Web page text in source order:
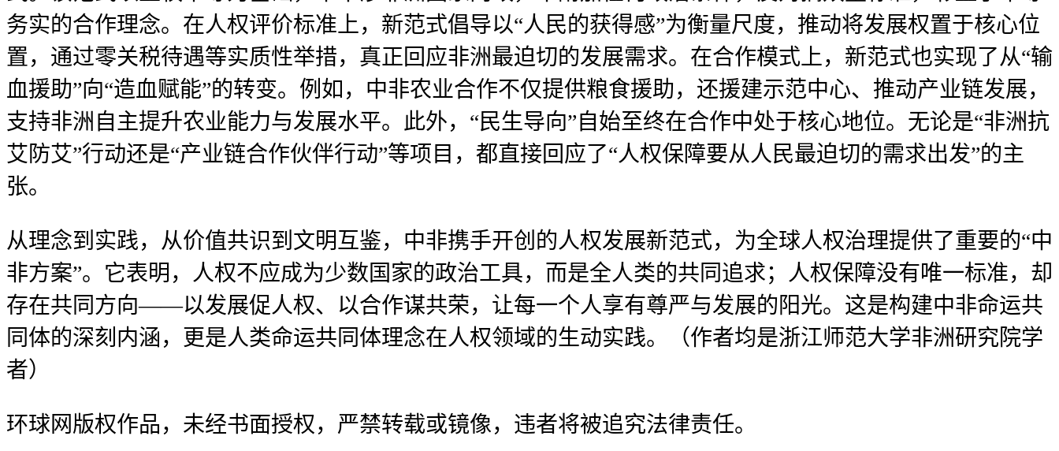
务实的合作理念。在人权评价标准上，新范式倡导以“人民的获得感”为衡量尺度，推动将发展权置于核心位
置，通过零关税待遇等实质性举措，真正回应非洲最迫切的发展需求。在合作模式上，新范式也实现了从“输
血援助”向“造血赋能”的转变。例如，中非农业合作不仅提供粮食援助，还援建示范中心、推动产业链发展，
支持非洲自主提升农业能力与发展水平。此外，“民生导向”自始至终在合作中处于核心地位。无论是“非洲抗
艾防艾”行动还是“产业链合作伙伴行动”等项目，都直接回应了“人权保障要从人民最迫切的需求出发”的主
张。
从理念到实践，从价值共识到文明互鉴，中非携手开创的人权发展新范式，为全球人权治理提供了重要的“中
非方案”。它表明，人权不应成为少数国家的政治工具，而是全人类的共同追求；人权保障没有唯一标准，却
存在共同方向——以发展促人权、以合作谋共荣，让每一个人享有尊严与发展的阳光。这是构建中非命运共
同体的深刻内涵，更是人类命运共同体理念在人权领域的生动实践。（作者均是浙江师范大学非洲研究院学
者）
环球网版权作品，未经书面授权，严禁转载或镜像，违者将被追究法律责任。